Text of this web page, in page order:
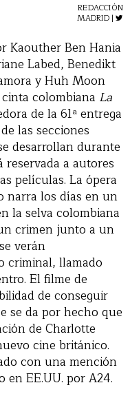
REDACCIÓN
MADRID |
Kaouther Ben Hania
Labed, Benedikt
y Huh Moon
colombiana La
de la 61ª entrega
las secciones
desarrollan durante
reservada a autores
películas. La ópera
narra los días en un
la selva colombiana
crimen junto a un
verán
criminal, llamado
El filme de
de conseguir
se da por hecho que
de Charlotte
cine británico.
con una mención
EE.UU. por A24.